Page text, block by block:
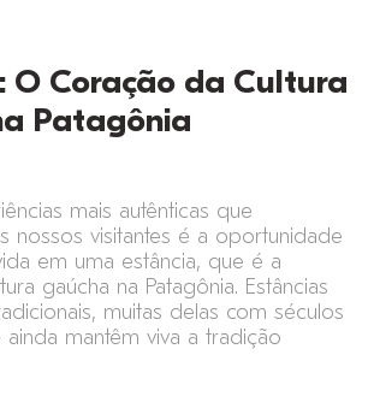
O Coração da Cultura
Patagônia
mais autênticas que
nossos visitantes é a oportunidade
em uma estância, que é a
gaúcha na Patagônia. Estâncias
muitas delas com séculos
mantêm viva a tradição